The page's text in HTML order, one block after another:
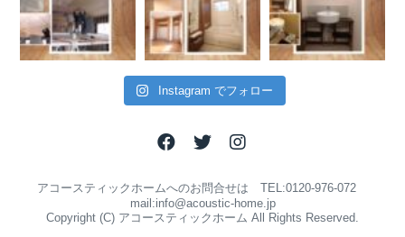
Instagram でフォロー
アコースティックホームへのお問合せは TEL:0120-976-072
mail:info@acoustic-home.jp
Copyright (C) アコースティックホーム All Rights Reserved.